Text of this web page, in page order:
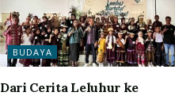
BUDAYA
Dari Cerita Leluhur ke